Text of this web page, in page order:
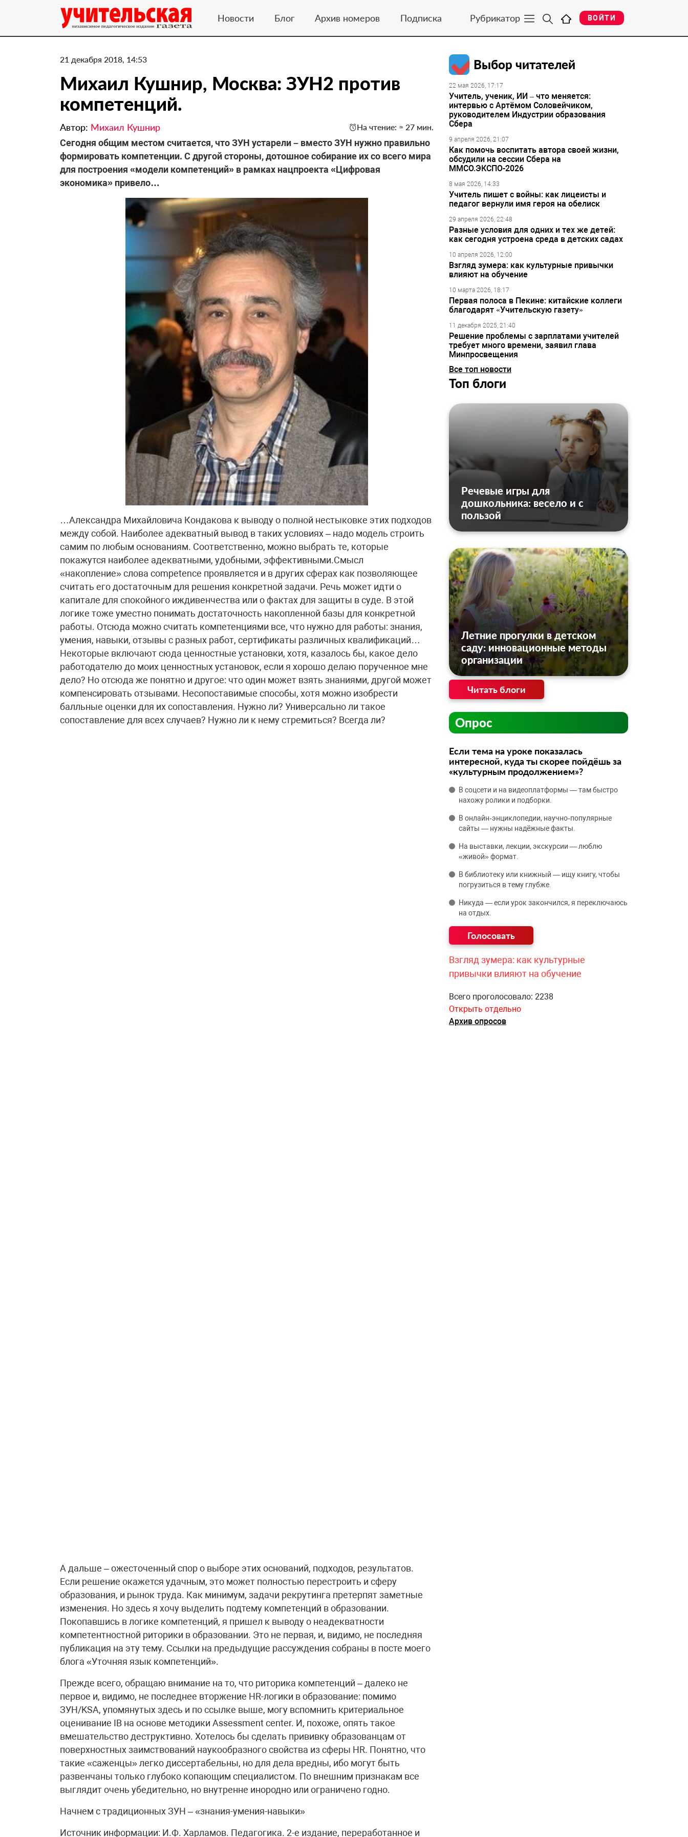
Новости Блог Архив номеров Подписка Рубрикатор ВОЙТИ
21 декабря 2018, 14:53
Михаил Кушнир, Москва: ЗУН2 против
компетенций.
Автор: Михаил Кушнир На чтение: ≈ 27 мин.
Сегодня общим местом считается, что ЗУН устарели – вместо ЗУН нужно правильно
формировать компетенции. С другой стороны, дотошное собирание их со всего мира
для построения «модели компетенций» в рамках нацпроекта «Цифровая
экономика» привело…
…Александра Михайловича Кондакова к выводу о полной нестыковке этих подходов
между собой. Наиболее адекватный вывод в таких условиях – надо модель строить
самим по любым основаниям. Соответственно, можно выбрать те, которые
покажутся наиболее адекватными, удобными, эффективными.Смысл
«накопление» слова competence проявляется и в других сферах как позволяющее
считать его достаточным для решения конкретной задачи. Речь может идти о
капитале для спокойного иждивенчества или о фактах для защиты в суде. В этой
логике тоже уместно понимать достаточность накопленной базы для конкретной
работы. Отсюда можно считать компетенциями все, что нужно для работы: знания,
умения, навыки, отзывы с разных работ, сертификаты различных квалификаций…
Некоторые включают сюда ценностные установки, хотя, казалось бы, какое дело
работодателю до моих ценностных установок, если я хорошо делаю порученное мне
дело? Но отсюда же понятно и другое: что один может взять знаниями, другой может
компенсировать отзывами. Несопоставимые способы, хотя можно изобрести
балльные оценки для их сопоставления. Нужно ли? Универсально ли такое
сопоставление для всех случаев? Нужно ли к нему стремиться? Всегда ли?
А дальше – ожесточенный спор о выборе этих оснований, подходов, результатов.
Если решение окажется удачным, это может полностью перестроить и сферу
образования, и рынок труда. Как минимум, задачи рекрутинга претерпят заметные
изменения. Но здесь я хочу выделить подтему компетенций в образовании.
Покопавшись в логике компетенций, я пришел к выводу о неадекватности
компетентностной риторики в образовании. Это не первая, и, видимо, не последняя
публикация на эту тему. Ссылки на предыдущие рассуждения собраны в посте моего
блога «Уточняя язык компетенций».
Прежде всего, обращаю внимание на то, что риторика компетенций – далеко не
первое и, видимо, не последнее вторжение HR-логики в образование: помимо
ЗУН/KSA, упомянутых здесь и по ссылке выше, могу вспомнить критериальное
оценивание IB на основе методики Assessment center. И, похоже, опять такое
вмешательство деструктивно. Хотелось бы сделать прививку образованцам от
поверхностных заимствований наукообразного свойства из сферы HR. Понятно, что
такие «саженцы» легко диссертабельны, но для дела вредны, ибо могут быть
развенчаны только глубоко копающим специалистом. По внешним признакам все
выглядит очень убедительно, но внутренне инородно или ограничено годно.
Начнем с традиционных ЗУН – «знания-умения-навыки»
Источник информации: И.Ф. Харламов. Педагогика. 2-е издание, переработанное и
Выбор читателей
22 мая 2026, 17:17
Учитель, ученик, ИИ – что меняется:
интервью с Артёмом Соловейчиком,
руководителем Индустрии образования
Сбера
9 апреля 2026, 21:07
Как помочь воспитать автора своей жизни,
обсудили на сессии Сбера на
ММСО.ЭКСПО-2026
8 мая 2026, 14:33
Учитель пишет с войны: как лицеисты и
педагог вернули имя героя на обелиск
29 апреля 2026, 22:48
Разные условия для одних и тех же детей:
как сегодня устроена среда в детских садах
10 апреля 2026, 12:00
Взгляд зумера: как культурные привычки
влияют на обучение
10 марта 2026, 18:17
Первая полоса в Пекине: китайские коллеги
благодарят «Учительскую газету»
11 декабря 2025, 21:40
Решение проблемы с зарплатами учителей
требует много времени, заявил глава
Минпросвещения
Все топ новости
Топ блоги
Речевые игры для
дошкольника: весело и с
пользой
Летние прогулки в детском
саду: инновационные методы
организации
Читать блоги
Опрос
Если тема на уроке показалась
интересной, куда ты скорее пойдёшь за
«культурным продолжением»?
В соцсети и на видеоплатформы — там быстро
нахожу ролики и подборки.
В онлайн‑энциклопедии, научно‑популярные
сайты — нужны надёжные факты.
На выставки, лекции, экскурсии — люблю
«живой» формат.
В библиотеку или книжный — ищу книгу, чтобы
погрузиться в тему глубже.
Никуда — если урок закончился, я переключаюсь
на отдых.
Взгляд зумера: как культурные
привычки влияют на обучение
Всего проголосовало: 2238
Открыть отдельно
Архив опросов